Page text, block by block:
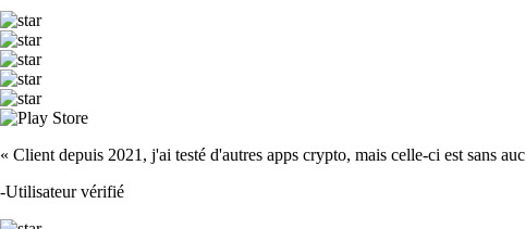
« Client depuis 2021, j'ai testé d'autres apps crypto, mais celle-ci est sans
-Utilisateur vérifié